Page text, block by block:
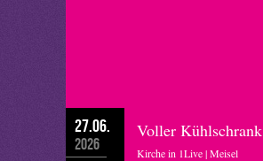
27.06.
2026
Voller Kühlschrank
Kirche in 1Live | Meisel